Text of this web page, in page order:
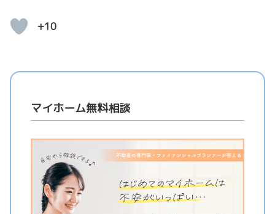
+10
マイホーム無料相談